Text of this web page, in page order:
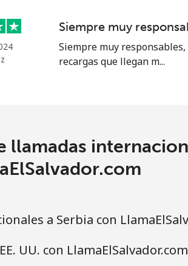
52 min por ⁦£10⁩
21 min por ⁦£10⁩
14 min por ⁦£10⁩
19 min por ⁦£10⁩
Siempre muy
Siempre muy
recargas que llegan m...
llamadas
a Serbia con
UU. con